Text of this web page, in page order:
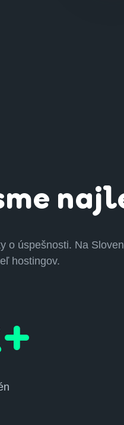
o úspešnosti. Na
hostingov.